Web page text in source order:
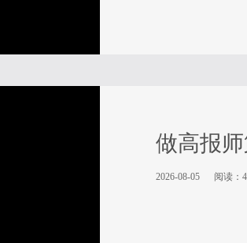
做高报
2026-08-05 阅读：